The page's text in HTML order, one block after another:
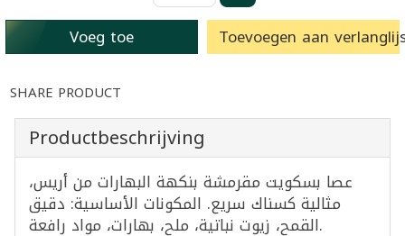
Voeg toe Toevoegen aan
SHARE PRODUCT
Productbeschrijving
عصا بسكويت مقرمشة بنكهة البهارات من أريس،
مثالية كسناك سريع. المكونات الأساسية: دقيق
القمح، زيوت نباتية، ملح، بهارات، مواد رافعة.